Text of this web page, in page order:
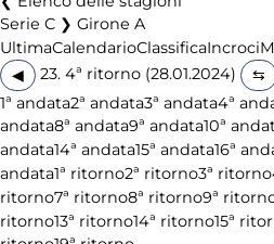
Serie C ❯ Girone A
UltimaCalendarioClassificaIncroci
◀
23. 4ª ritorno (28.01.2024)
1ª andata2ª andata3ª andata4ª
andata8ª andata9ª andata10ª
andata14ª andata15ª andata16ª
andata1ª ritorno2ª ritorno3ª ritorno
ritorno7ª ritorno8ª ritorno9ª
ritorno13ª ritorno14ª ritorno15ª